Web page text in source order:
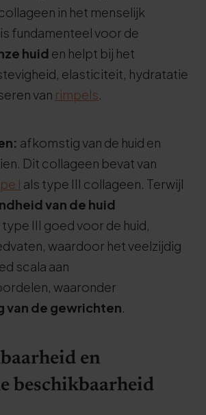
in het menselijk
fundamenteel voor de
huid en helpt bij het
elasticiteit, hydratatie
van rimpels.
afkomstig van de huid en
Dit collageen bevat van
I als type III collageen. Terwijl
van de huid
III goed voor de huid,
waardoor het veelzijdig
scala aan
waaronder
van de gewrichten.
en
beschikbaarheid